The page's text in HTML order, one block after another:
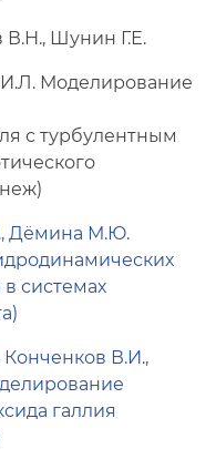
В.Н., Шунин Г.Е.
И.Л. Моделирование
с турбулентным
Дёмина М.Ю.
в системах
Конченков В.И.,
галлия